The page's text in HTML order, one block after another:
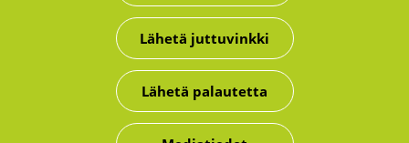
Lähetä juttuvinkki
Lähetä palautetta